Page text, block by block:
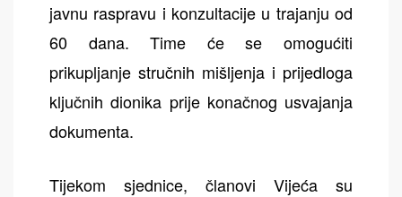
javnu raspravu i konzultacije u trajanju od
60 dana. Time će se omogućiti
prikupljanje stručnih mišljenja i prijedloga
ključnih dionika prije konačnog usvajanja
dokumenta.
Tijekom sjednice, članovi Vijeća su